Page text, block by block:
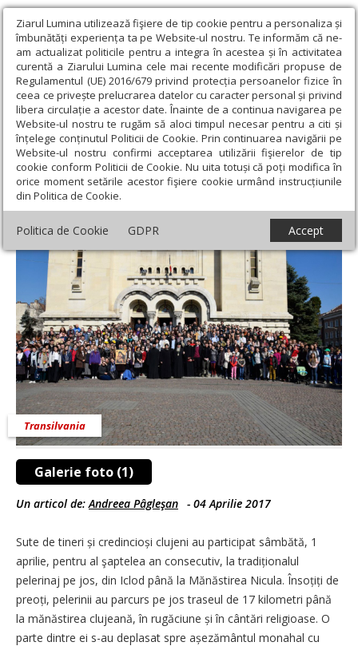
Ziarul Lumina utilizează fişiere de tip cookie pentru a personaliza și
îmbunătăți experiența ta pe Website-ul nostru. Te informăm că ne-
am actualizat politicile pentru a integra în acestea și în activitatea
curentă a Ziarului Lumina cele mai recente modificări propuse de
Regulamentul (UE) 2016/679 privind protecția persoanelor fizice în
ceea ce privește prelucrarea datelor cu caracter personal și privind
libera circulație a acestor date. Înainte de a continua navigarea pe
Website-ul nostru te rugăm să aloci timpul necesar pentru a citi și
înțelege conținutul Politicii de Cookie. Prin continuarea navigării pe
Website-ul nostru confirmi acceptarea utilizării fişierelor de tip
cookie conform Politicii de Cookie. Nu uita totuși că poți modifica în
orice moment setările acestor fişiere cookie urmând instrucțiunile
din Politica de Cookie.
Politica de Cookie GDPR Accept
Ziarul Lumina › Regionale › Transilvania › Pelerinajul tinerilor
pe jos şi cu bicicleta, de la Iclod până la Mănăstirea Nicula
Pelerinajul tinerilor pe jos şi cu bicicleta, de
la Iclod până la Mănăstirea Nicula
Galerie foto (1)
Transilvania
Un articol de:Andreea Pâgleşan - 04 Aprilie 2017
Sute de tineri și credincioși clujeni au participat sâmbătă, 1
aprilie, pentru al şaptelea an consecutiv, la tradiționalul
pelerinaj pe jos, din Iclod până la Mănăstirea Nicula. Însoțiți de
preoți, pelerinii au parcurs pe jos traseul de 17 kilometri până
la mănăstirea clujeană, în rugăciune și în cântări religioase. O
parte dintre ei s-au deplasat spre așezământul monahal cu